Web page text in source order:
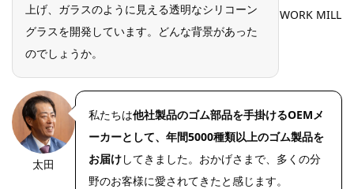
上げ、ガラスのように見える透明なシリコーン
グラスを開発しています。どんな背景があった
のでしょうか。
WORK MILL
太田
私たちは他社製品のゴム部品を手掛けるOEMメ
ーカーとして、年間5000種類以上のゴム製品を
お届けしてきました。おかげさまで、多くの分
野のお客様に愛されてきたと感じます。